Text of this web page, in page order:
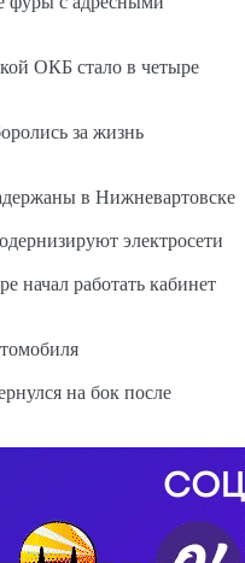
ОКБ стало в четыре
за жизнь
в Нижневартовске
электросети
начал работать кабинет
на бок после